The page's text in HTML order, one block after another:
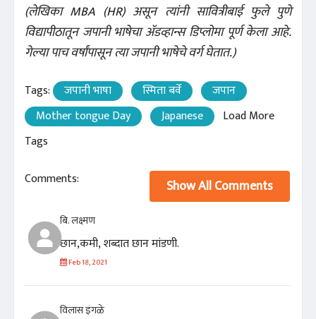
(लेखिका MBA (HR) असून त्यांनी सावित्रीबाई फुले पुणे
विद्यापीठातून जपानी भाषेचा अ‍ॅडव्हान्स डिप्लोमा पूर्ण केला आहे.
गेल्या पाच वर्षांपासून त्या जपानी भाषेचे वर्ग घेतात.)
Tags: जपानी भाषा स्मिता बर्वे
जपान
Mother tongue Day
Japanese
Load More
Tags
Comments:
Show All Comments
बि. लक्ष्मण
छान,कमी, शब्दात छान मांडणी.
Feb 18, 2021
विलास इंगळे